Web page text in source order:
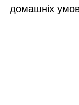
домашніх